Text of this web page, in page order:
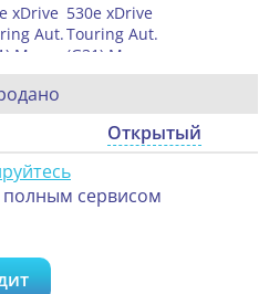
Открытый
полным сервисом